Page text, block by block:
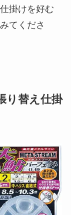
掛けを好む
てくださ
り替え仕掛